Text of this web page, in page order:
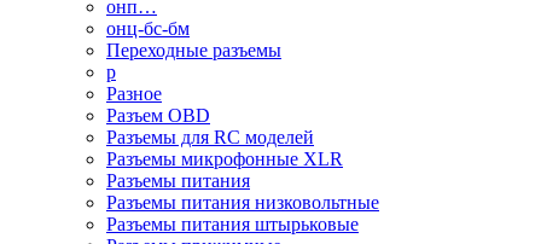
онп…
онц-бс-бм
Переходные разъемы
р
Разное
Разъем OBD
Разъемы для RC моделей
Разъемы микрофонные XLR
Разъемы питания
Разъемы питания низковольтные
Разъемы питания штырьковые